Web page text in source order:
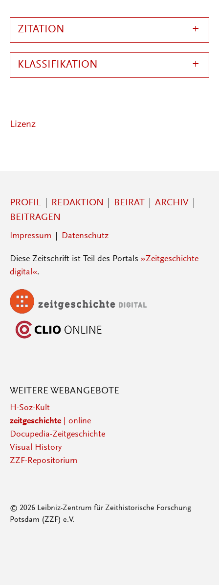
ZITATION
KLASSIFIKATION
Lizenz
PROFIL REDAKTION BEIRAT
ARCHIV
BEITRAGEN
Impressum Datenschutz
Diese Zeitschrift ist Teil des Portals »Zeitgeschichte
digital«.
WEITERE WEBANGEBOTE
H-Soz-Kult
zeitgeschichte| online
Docupedia-Zeitgeschichte
Visual History
ZZF-Repositorium
© 2026 Leibniz-Zentrum für Zeithistorische Forschung
Potsdam (ZZF) e.V.